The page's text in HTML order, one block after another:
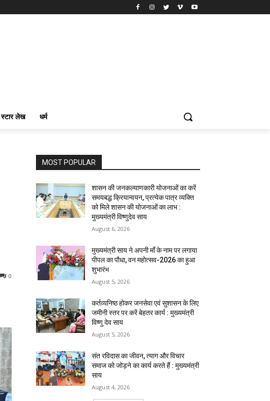
स्टार लेख धर्म
0
MOST POPULAR
शासन की जनकल्याणकारी योजनाओं का करें
समयबद्ध क्रियान्वयन, प्रत्येक पात्र व्यक्ति
को मिले शासन की योजनाओं का लाभ :
मुख्यमंत्री विष्णुदेव साय
August 6, 2026
मुख्यमंत्री साय ने अपनी माँ के नाम पर लगाया
पीपल का पौधा, वन महोत्सव-2026 का हुआ
शुभारंभ
August 5, 2026
कर्तव्यनिष्ठ होकर जनसेवा एवं सुशासन के लिए
जमीनी स्तर पर करें बेहतर कार्य : मुख्यमंत्री
विष्णु देव साय
August 5, 2026
संत रविदास का जीवन, त्याग और विचार
समाज को जोड़ने का कार्य करते हैं : मुख्यमंत्री
साय
August 4, 2026